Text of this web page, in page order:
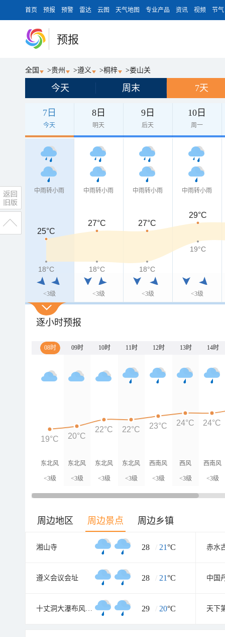
首页 预报 预警 雷达 云图 天气地图 专业产品 资讯 视频 节气
预报
全国 >贵州 >遵义 >桐梓 >娄山关
今天 周末 7天
7日
今天
8日
明天
9日
后天
10日
周一
中雨转小雨
<3级
中雨转小雨
<3级
中雨转小雨
<3级
中雨转小雨
<3级
25°C
27°C 27°C
29°C
18°C 18°C 18°C
19°C
逐小时预报
08时 09时 10时 11时 12时 13时 14时
东北风
<3级
东北风
<3级
东北风
<3级
东北风
<3级
西南风
<3级
西风
<3级
西南风
<3级
19°C 20°C
22°C 22°C 23°C 24°C 24°C
周边地区 周边景点 周边乡镇
湘山寺 28 / 21°C 赤水
遵义会议会址 28 / 21°C
十丈洞大瀑布风景区 29 / 20°C